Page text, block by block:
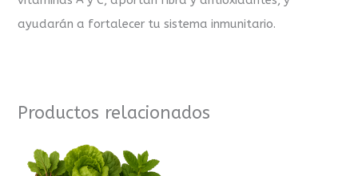
ayudarán a fortalecer tu sistema inmunitario.
Productos relacionados